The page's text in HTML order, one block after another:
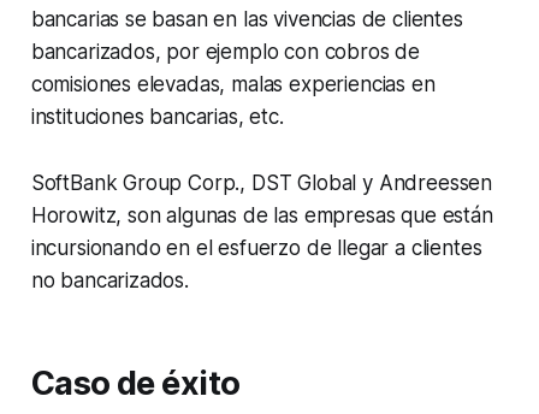
bancarias se basan en las vivencias de clientes
bancarizados, por ejemplo con cobros de
comisiones elevadas, malas experiencias en
instituciones bancarias, etc.
SoftBank Group Corp., DST Global y Andreessen
Horowitz, son algunas de las empresas que están
incursionando en el esfuerzo de llegar a clientes
no bancarizados.
Caso de éxito